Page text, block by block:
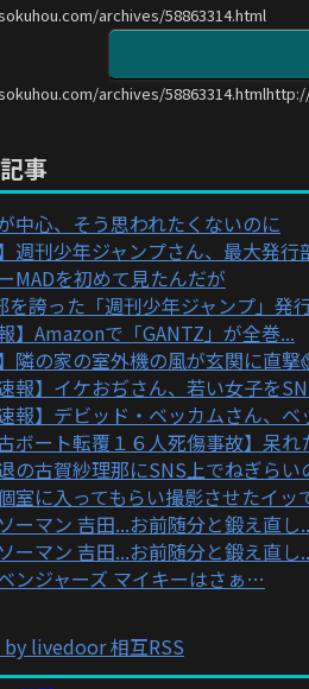
archives/58863314.html
archives/
事
中心、そう思われたくないのに
】週刊少年ジャンプさん、最大発行
MADを初めて見たんだが
を誇った「週刊少年ジャンプ」発
】Amazonで「GANTZ」が全巻...
】隣の家の室外機の風が玄関に直撃
速報】イケおぢさん、若い女子を
速報】デビッド・ベッカムさん、ベ
古ボート転覆１６人死傷事故】呆れ
の古賀紗理那にSNS上でねぎらい
室に入ってもらい撮影させたイッ
ーマン 吉田...お前随分と鍛え直し
ーマン 吉田...お前随分と鍛え直し
ンジャーズ マイキーはさぁ…
livedoor 相互RSS